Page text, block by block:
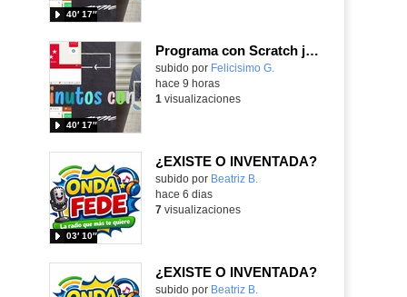
40′ 17″
Programa con Scratch juegos con los partidos del mundial 2026 ganados por España
Contenido educativo.
subido por Felicisimo G.
40′ 17″
hace 9 horas
1 visualizaciones
¿EXISTE O INVENTADA?
Contenido educativo.
subido por Beatriz B.
03′ 10″
hace 6 dias
7visualizaciones
¿EXISTE O INVENTADA?
Contenido educativo.
subido por Beatriz B.